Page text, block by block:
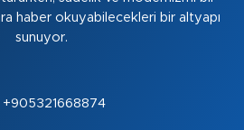
haber okuyabilecekleri bir altyapı
sunuyor.
+905321668874